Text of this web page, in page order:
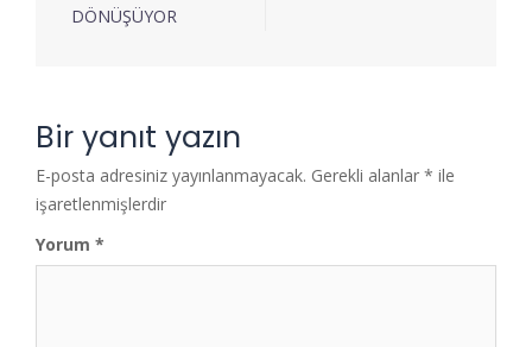
DÖNÜŞÜYOR
Bir yanıt yazın
E-posta adresiniz yayınlanmayacak. Gerekli alanlar * ile
işaretlenmişlerdir
Yorum *